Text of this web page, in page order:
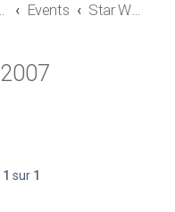
In Box Events Star Wars Réunion II - 2007
1 sur 1